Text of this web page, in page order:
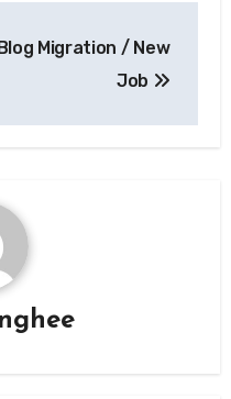
Migration / New
Job